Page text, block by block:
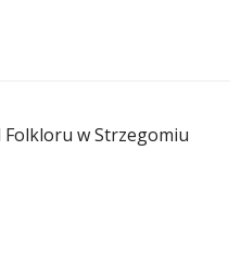
Folkloru w Strzegomiu